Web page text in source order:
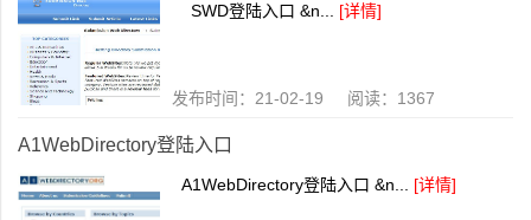
SWD登陆入口 &n... [详情]
发布时间：21-02-19 阅读：1367
A1WebDirectory登陆入口
A1WebDirectory登陆入口 &n... [详情]